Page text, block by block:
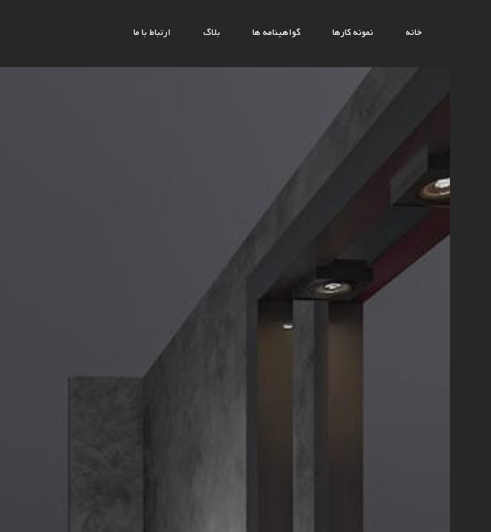
خانه نمونه کارها گواهینامه ها بلاگ ارتباط با ما